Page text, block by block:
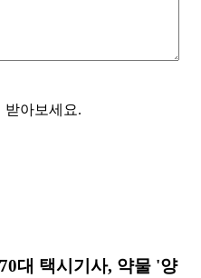
받아보세요.
대 택시기사, 약물 '양